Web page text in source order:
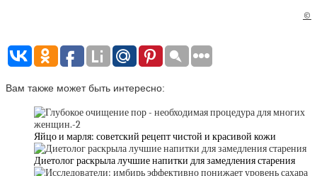
©
Вам также может быть интересно:
Яйцо и марля: советский рецепт чистой и красивой кожи
Диетолог раскрыла лучшие напитки для замедления старения